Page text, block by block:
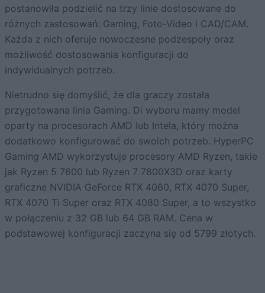
postanowiła podzielić na trzy linie dostosowane do
różnych zastosowań: Gaming, Foto-Video i CAD/CAM.
Każda z nich oferuje nowoczesne podzespoły oraz
możliwość dostosowania konfiguracji do
indywidualnych potrzeb.
Nietrudno się domyślić, że dla graczy została
przygotowana linia Gaming. Di wyboru mamy model
oparty na procesorach AMD lub Intela, który można
dodatkowo konfigurować do swoich potrzeb. HyperPC
Gaming AMD wykorzystuje procesory AMD Ryzen, takie
jak Ryzen 5 7600 lub Ryzen 7 7800X3D oraz karty
graficzne NVIDIA GeForce RTX 4060, RTX 4070 Super,
RTX 4070 Ti Super oraz RTX 4080 Super, a to wszystko
w połączeniu z 32 GB lub 64 GB RAM. Cena w
podstawowej konfiguracji zaczyna się od 5799 złotych.